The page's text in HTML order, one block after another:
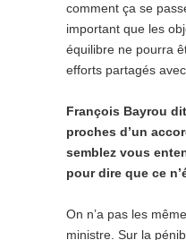
comment ça se
important que les
équilibre ne pourra
efforts partagés
François Bayrou
proches d’un
semblez vous
pour dire que ce
On n’a pas les
ministre. Sur la